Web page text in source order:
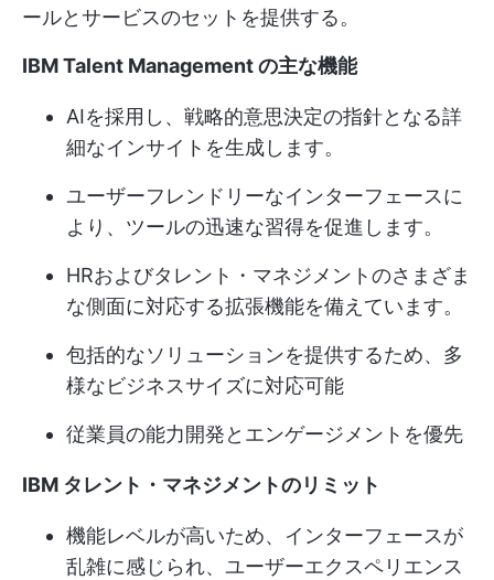
ールとサービスのセットを提供する。
IBM Talent Management の主な機能
AIを採用し、戦略的意思決定の指針となる詳
細なインサイトを生成します。
ユーザーフレンドリーなインターフェースに
より、ツールの迅速な習得を促進します。
HRおよびタレント・マネジメントのさまざま
な側面に対応する拡張機能を備えています。
包括的なソリューションを提供するため、多
様なビジネスサイズに対応可能
従業員の能力開発とエンゲージメントを優先
IBM タレント・マネジメントのリミット
機能レベルが高いため、インターフェースが
乱雑に感じられ、ユーザーエクスペリエンス